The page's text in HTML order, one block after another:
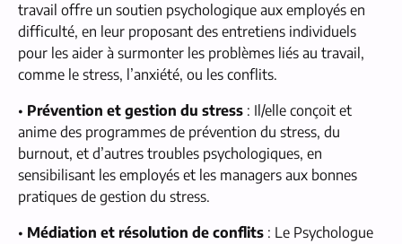
travail offre un soutien psychologique aux employés en
difficulté, en leur proposant des entretiens individuels
pour les aider à surmonter les problèmes liés au travail,
comme le stress, l’anxiété, ou les conflits.
• Prévention et gestion du stress : Il/elle conçoit et
anime des programmes de prévention du stress, du
burnout, et d’autres troubles psychologiques, en
sensibilisant les employés et les managers aux bonnes
pratiques de gestion du stress.
• Médiation et résolution de conflits : Le Psychologue